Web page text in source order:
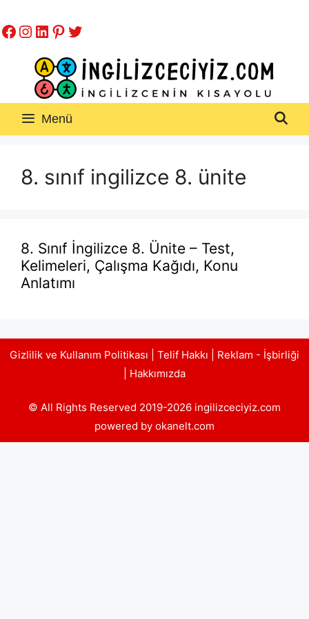
atla
Facebook
Instagram
LinkedIn
Pinterest
Twitter
Menü
8. sınıf ingilizce 8. ünite
8. Sınıf İngilizce 8. Ünite – Test,
Kelimeleri, Çalışma Kağıdı, Konu
Anlatımı
Gizlilik ve Kullanım Politikası Telif Hakkı
Reklam - İşbirliği
Hakkımızda
© All Rights Reserved 2019-2026 ingilizceciyiz.com
powered by okanelt.com